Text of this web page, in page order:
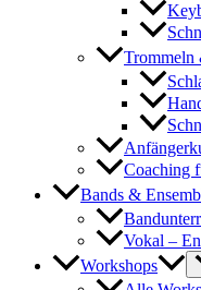
Trommeln
Coaching
Bands &
Vokal –
Workshops